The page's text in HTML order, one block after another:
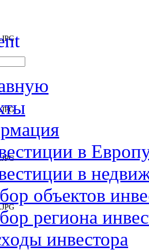
в
в
объектов
региона
инвестора